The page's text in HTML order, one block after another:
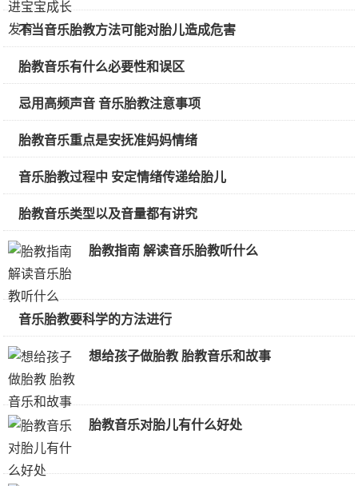
不当音乐胎教方法可能对胎儿造成危害
胎教音乐有什么必要性和误区
忌用高频声音 音乐胎教注意事项
胎教音乐重点是安抚准妈妈情绪
音乐胎教过程中 安定情绪传递给胎儿
胎教音乐类型以及音量都有讲究
胎教指南 解读音乐胎教听什么
音乐胎教要科学的方法进行
想给孩子做胎教 胎教音乐和故事
胎教音乐对胎儿有什么好处